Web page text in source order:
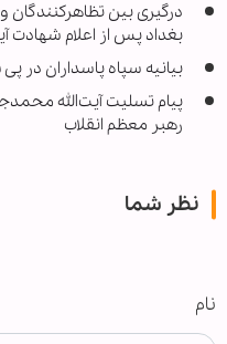
درگیری بین تظاهرکنندگان
بغداد پس از اعلام شهادت
بیانیه سپاه پاسداران در
پیام تسلیت آیت‌الله
رهبر معظم انقلاب
نظر شما
نام